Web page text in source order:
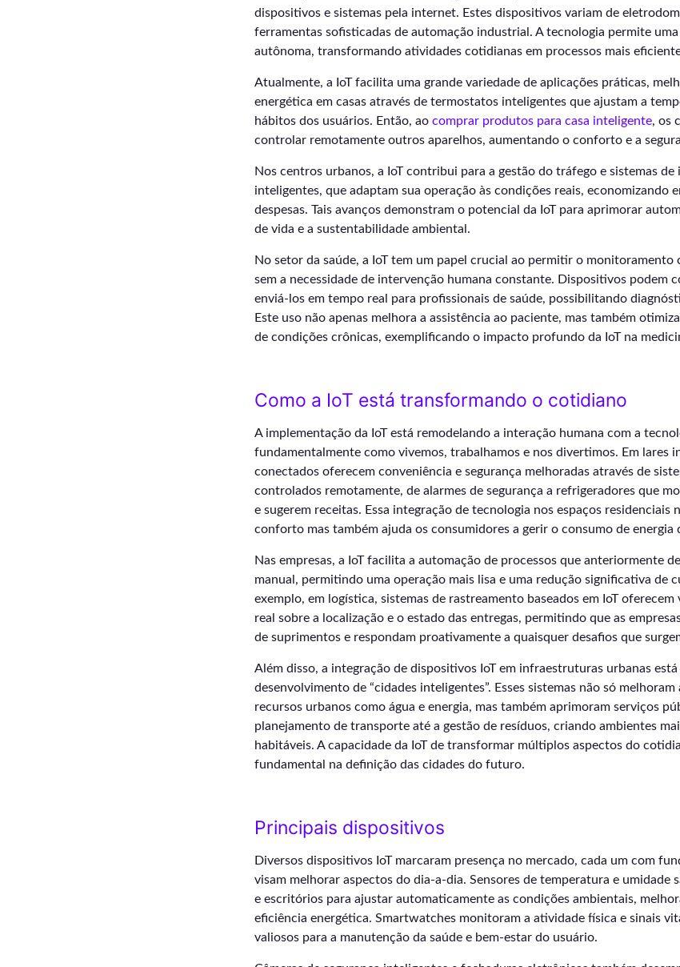
dispositivos e sistemas pela internet. Estes dispositivos variam de
ferramentas sofisticadas de automação industrial. A tecnologia permite
autônoma, transformando atividades cotidianas em processos mais
Atualmente, a IoT facilita uma grande variedade de aplicações práticas,
energética em casas através de termostatos inteligentes que ajustam a
hábitos dos usuários. Então, ao comprar produtos para casa inteligente, os
controlar remotamente outros aparelhos, aumentando o conforto e a
Nos centros urbanos, a IoT contribui para a gestão do tráfego e sistemas
inteligentes, que adaptam sua operação às condições reais, economizando
despesas. Tais avanços demonstram o potencial da IoT para aprimorar
de vida e a sustentabilidade ambiental.
No setor da saúde, a IoT tem um papel crucial ao permitir o monitoramento
sem a necessidade de intervenção humana constante. Dispositivos podem
enviá-los em tempo real para profissionais de saúde, possibilitando
Este uso não apenas melhora a assistência ao paciente, mas também
de condições crônicas, exemplificando o impacto profundo da IoT na
Como a IoT está transformando o cotidiano
A implementação da IoT está remodelando a interação humana com a
fundamentalmente como vivemos, trabalhamos e nos divertimos. Em lares
conectados oferecem conveniência e segurança melhoradas através de
controlados remotamente, de alarmes de segurança a refrigeradores que
e sugerem receitas. Essa integração de tecnologia nos espaços residenciais
conforto mas também ajuda os consumidores a gerir o consumo de energia
Nas empresas, a IoT facilita a automação de processos que anteriormente
manual, permitindo uma operação mais lisa e uma redução significativa de
exemplo, em logística, sistemas de rastreamento baseados em IoT
real sobre a localização e o estado das entregas, permitindo que as
de suprimentos e respondam proativamente a quaisquer desafios que
Além disso, a integração de dispositivos IoT em infraestruturas urbanas
desenvolvimento de “cidades inteligentes”. Esses sistemas não só
recursos urbanos como água e energia, mas também aprimoram serviços
planejamento de transporte até a gestão de resíduos, criando ambientes
habitáveis. A capacidade da IoT de transformar múltiplos aspectos do
fundamental na definição das cidades do futuro.
Principais dispositivos
Diversos dispositivos IoT marcaram presença no mercado, cada um com
visam melhorar aspectos do dia-a-dia. Sensores de temperatura e umidade
e escritórios para ajustar automaticamente as condições ambientais,
eficiência energética. Smartwatches monitoram a atividade física e sinais
valiosos para a manutenção da saúde e bem-estar do usuário.